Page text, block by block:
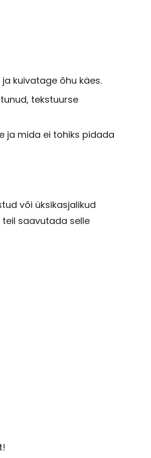
kuivatage õhu käes.
tekstuurse
ja mida ei tohiks pidada
või üksikasjalikud
saavutada selle